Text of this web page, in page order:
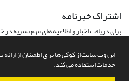
این وب سایت از کوکی ها برای اطمینان از ارائه
خدمات استفاده می کند.
اشتراک خبرنامه
برای دریافت اخبار و اطلاعیه های مهم نشریه